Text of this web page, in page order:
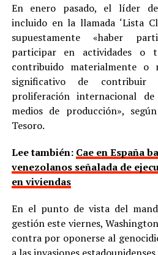
En enero pasado, el líder
incluido en la llamada ‘Lista
supuestamente «haber
participar en actividades o
contribuido materialmente o
significativo de
proliferación internacional
medios de producción»,
Tesoro.
Lee también: Cae en España
venezolanos señalada de
en viviendas
En el punto de vista del
gestión este viernes,
contra por oponerse al